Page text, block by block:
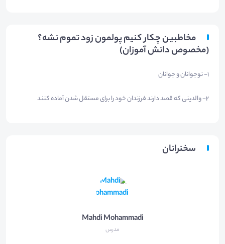
مخاطبین چکار کنیم پولمون زود تموم نشه؟
(مخصوص دانش آموزان)
1- نوجوانان و جوانان
2- والدینی که قصد دارند فرزندان خود را برای مستقل شدن آماده کنند
سخنرانان
Mahdi Mohammadi
مدرس